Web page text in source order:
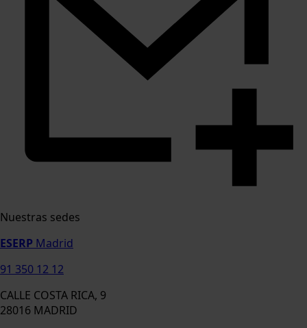
Nuestras sedes
ESERP Madrid
91 350 12 12
CALLE COSTA RICA, 9
28016 MADRID